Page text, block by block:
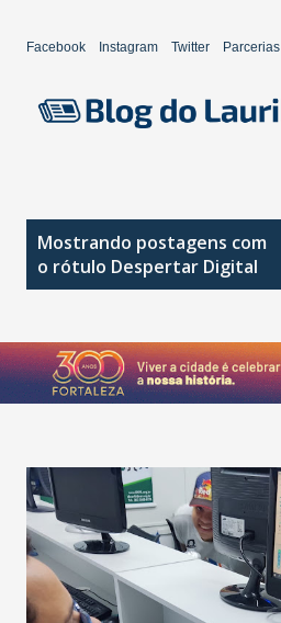
Facebook Instagram Twitter Parcerias
a
g
e
Mostrando postagens com
o rótulo Despertar Digital